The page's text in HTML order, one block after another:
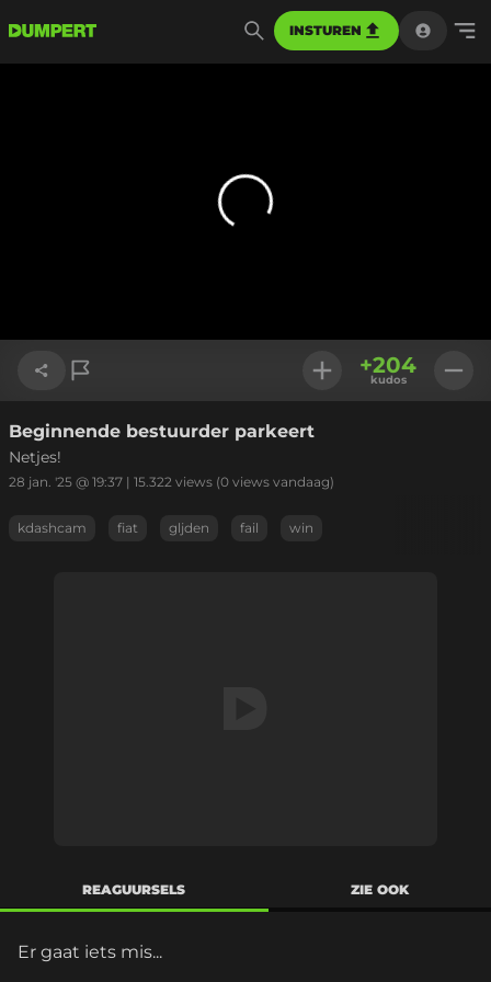
INSTUREN
Link kopiëren
+204
kudos
Beginnende bestuurder parkeert
Netjes!
28 jan. '25 @ 19:37 | 15.322 views (0 views vandaag)
kdashcam fiat gljden fail win
REAGUURSELS ZIE OOK
Er gaat iets mis...